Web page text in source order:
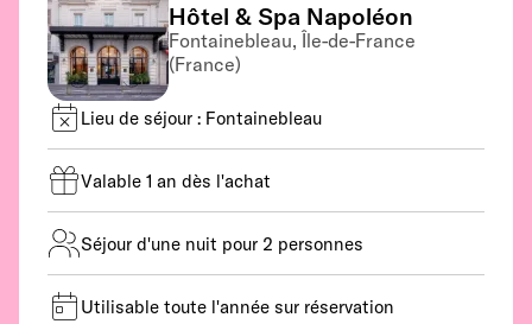
Hôtel & Spa Napoléon
Fontainebleau, Île-de-France
(France)
Lieu de séjour : Fontainebleau
Valable 1 an dès l'achat
Séjour d'une nuit pour 2 personnes
Utilisable toute l'année sur réservation